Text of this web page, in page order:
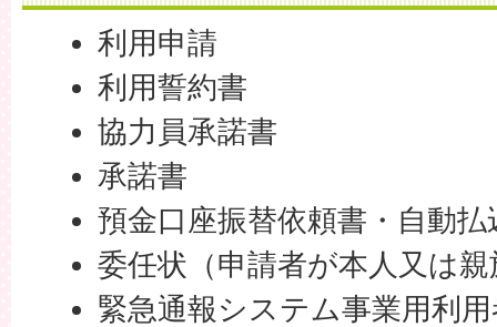
利用申請
利用誓約書
協力員承諾書
承諾書
預金口座振替依頼書・自動
委任状（申請者が本人又は
緊急通報システム事業用利